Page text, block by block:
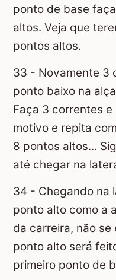
ponto de base
altos. Veja que
pontos altos.
33 - Novamente 3
ponto baixo na
Faça 3 correntes
motivo e repita
8 pontos altos...
até chegar na
34 - Chegando na
ponto alto como a
da carreira, não
ponto alto será
primeiro ponto de